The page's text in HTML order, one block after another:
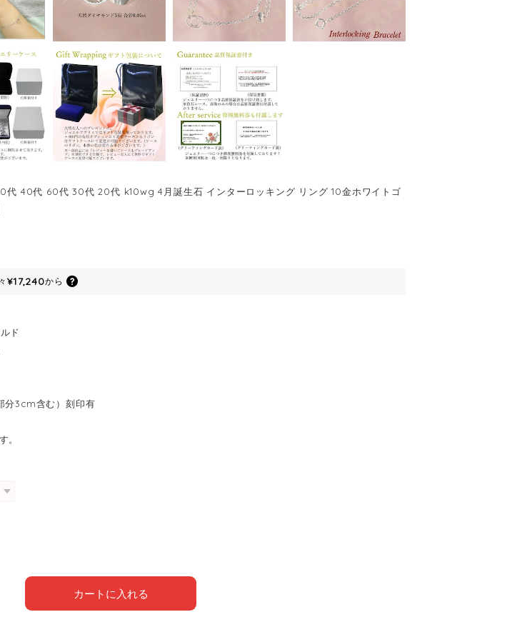
代 40代 60代 30代 20代 k10wg 4月誕生石 インターロッキング リング 10金ホワイトゴ
¥17,240から
ド
分3cm含む）刻印有
。
カートに入れる